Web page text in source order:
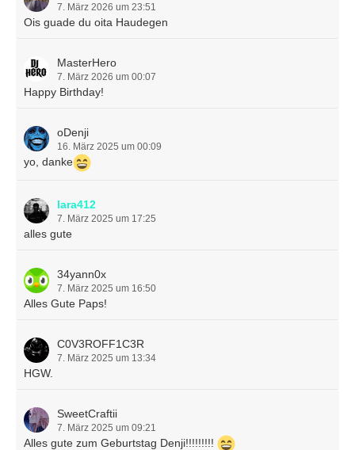
7. März 2026 um 23:51
Ois guade du oita Haudegen
MasterHero
7. März 2026 um 00:07
Happy Birthday!
oDenji
16. März 2025 um 00:09
yo, danke
lara412
7. März 2025 um 17:25
alles gute
34yann0x
7. März 2025 um 16:50
Alles Gute Paps!
C0V3ROFF1C3R
7. März 2025 um 13:34
HGW.
SweetCraftii
7. März 2025 um 09:21
Alles gute zum Geburtstag Denji!!!!!!!!!